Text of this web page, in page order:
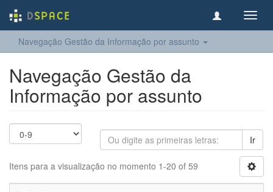
Navegação Gestão da Informação por assunto
Navegação Gestão da
Informação por assunto
Ir
Itens para a visualização no momento 1-20 of 59